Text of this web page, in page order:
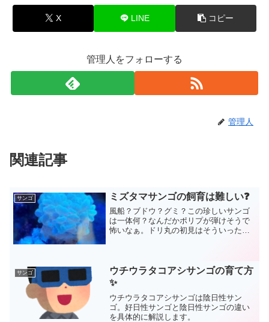
X LINE コピー
管理人をフォローする
管理人
関連記事
サンゴ ミズタマサンゴの飼育は難しい❓
風船？ブドウ？グミ？この珍しいサンゴ
は一体何？なんだかポリプが弾けそうで
怖いなぁ。ドリ丸の初見はそういった印
なのか？難しいのか？
サンゴ
ウチウラタコアシサンゴの育て方
✨
ウチウラタコアシサンゴは陰日性サン
ゴ。好日性サンゴと陰日性サンゴの違い
を具体的に解説します。